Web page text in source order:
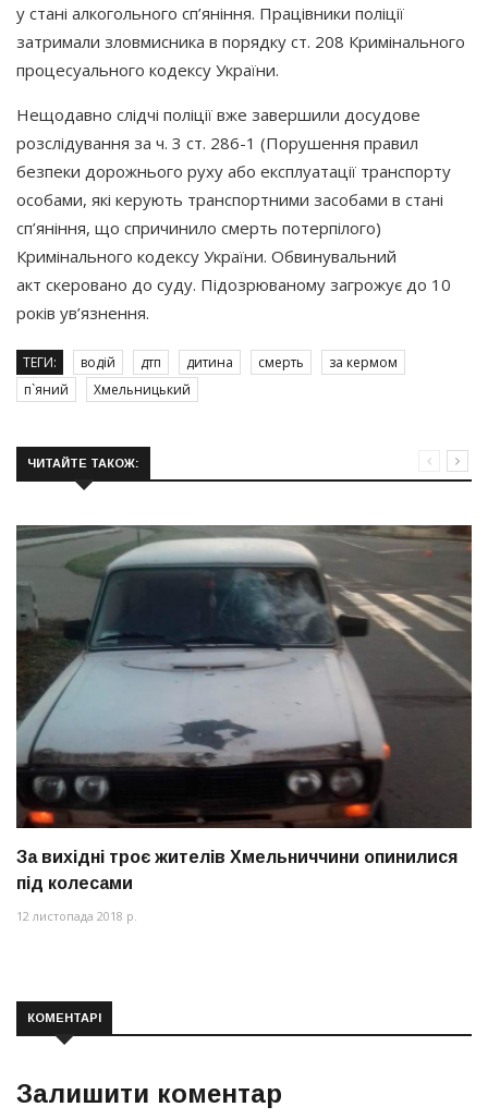
у стані алкогольного сп’яніння. Працівники поліції
затримали зловмисника в порядку ст. 208 Кримінального
процесуального кодексу України.
Нещодавно слідчі поліції вже завершили досудове
розслідування за ч. 3 ст. 286-1 (Порушення правил
безпеки дорожнього руху або експлуатації транспорту
особами, які керують транспортними засобами в стані
сп’яніння, що спричинило смерть потерпілого)
Кримінального кодексу України. Обвинувальний
акт скеровано до суду. Підозрюваному загрожує до 10
років ув’язнення.
ТЕГИ: водій дтп дитина смерть
за кермом
п`яний
Хмельницький
ЧИТАЙТЕ ТАКОЖ:
За вихідні троє жителів Хмельниччини опинилися
під колесами
12 листопада 2018 р.
КОМЕНТАРІ
Залишити коментар